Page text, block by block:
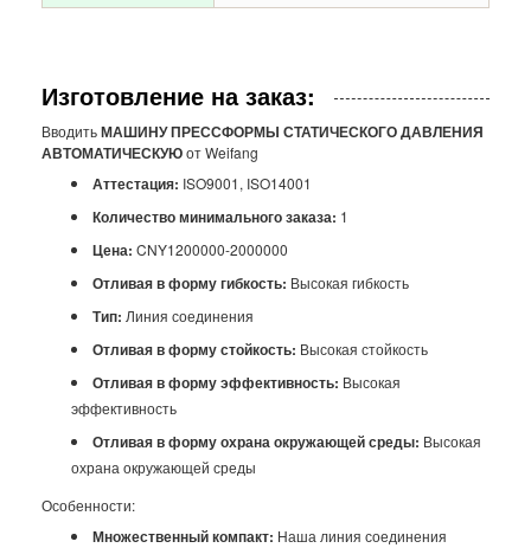
Изготовление на заказ:
ВводитьМАШИНУ ПРЕССФОРМЫ СТАТИЧЕСКОГО ДАВЛЕНИЯ
АВТОМАТИЧЕСКУЮот Weifang
Аттестация: ISO9001, ISO14001
Количество минимального заказа: 1
Цена: CNY1200000-2000000
Отливая в форму гибкость: Высокая гибкость
Тип: Линия соединения
Отливая в форму стойкость: Высокая стойкость
Отливая в форму эффективность: Высокая
эффективность
Отливая в форму охрана окружающей среды: Высокая
охрана окружающей среды
Особенности:
Множественный компакт: Наша линия соединения